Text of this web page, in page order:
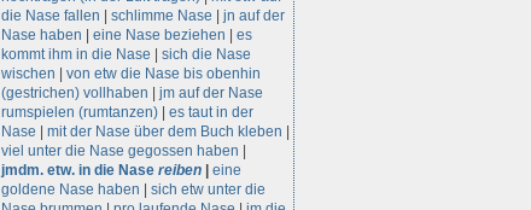
die Nase fallen
schlimme Nase
jn auf der
Nase haben
eine Nase beziehen
es
kommt ihm in die Nase
sich die Nase
wischen
von etw die Nase bis obenhin
(gestrichen) vollhaben
jm auf der Nase
rumspielen (rumtanzen)
es taut in der
Nase
mit der Nase über dem Buch kleben
viel unter die Nase gegossen haben
jmdm. etw. in die Nase reiben
eine
goldene Nase haben
sich etw unter die